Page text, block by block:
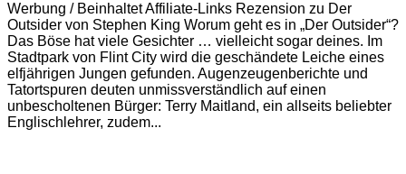
Werbung / Beinhaltet Affiliate-Links Rezension zu Der
Outsider von Stephen King Worum geht es in „Der Outsider“?
Das Böse hat viele Gesichter … vielleicht sogar deines. Im
Stadtpark von Flint City wird die geschändete Leiche eines
elfjährigen Jungen gefunden. Augenzeugenberichte und
Tatortspuren deuten unmissverständlich auf einen
unbescholtenen Bürger: Terry Maitland, ein allseits beliebter
Englischlehrer, zudem...